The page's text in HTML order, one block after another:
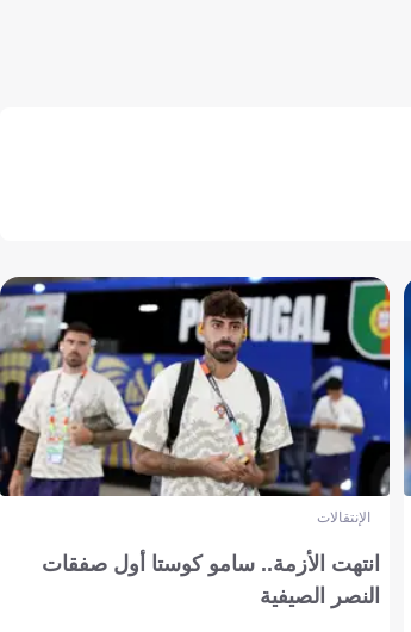
الإنتقالات
انتهت الأزمة.. سامو كوستا أول صفقات
النصر الصيفية